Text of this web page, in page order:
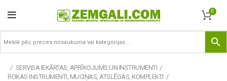
0
SERVISA IEKĀRTAS, APRĪKOJUMS UN INSTRUMENTI
ROKAS INSTRUMENTI, MUCIŅAS, ATSLĒGAS, KOMPLEKTI